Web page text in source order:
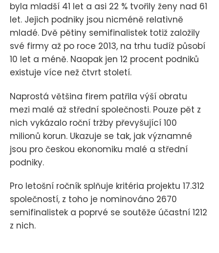
byla mladší 41 let a asi 22 % tvořily ženy nad 61
let. Jejich podniky jsou nicméně relativně
mladé. Dvě pětiny semifinalistek totiž založily
své firmy až po roce 2013, na trhu tudíž působí
10 let a méně. Naopak jen 12 procent podniků
existuje více než čtvrt století.
Naprostá většina firem patřila výší obratu
mezi malé až střední společnosti. Pouze pět z
nich vykázalo roční tržby převyšující 100
milionů korun. Ukazuje se tak, jak významné
jsou pro českou ekonomiku malé a střední
podniky.
Pro letošní ročník splňuje kritéria projektu 17.312
společností, z toho je nominováno 2670
semifinalistek a poprvé se soutěže účastní 1212
z nich.